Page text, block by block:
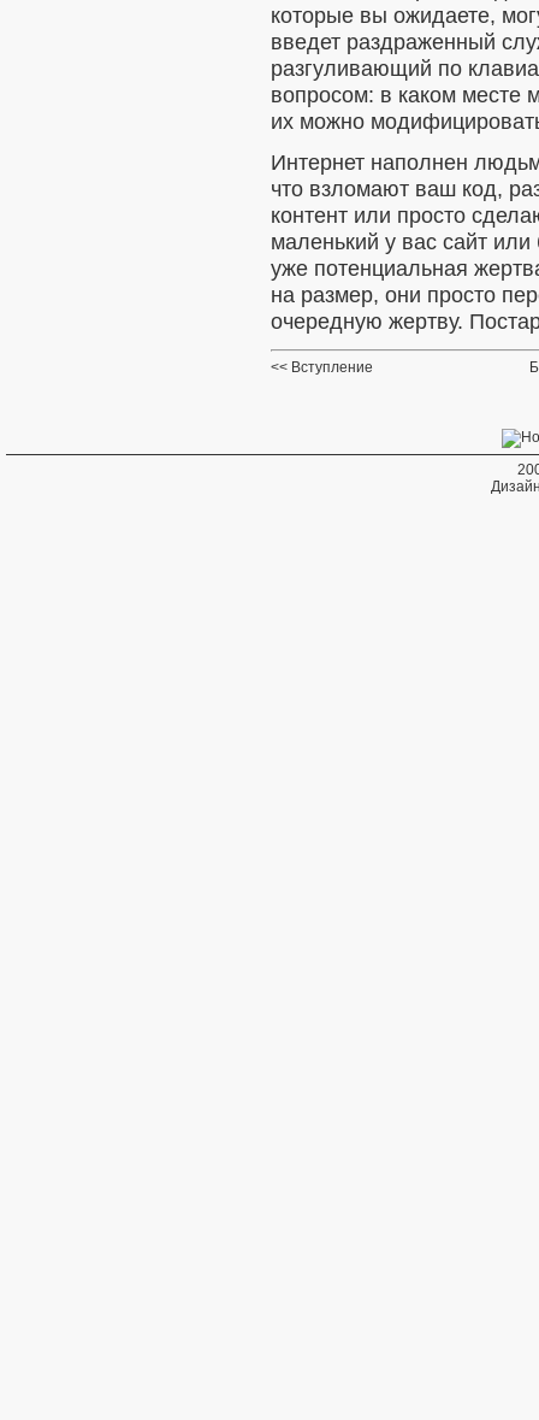
которые вы ожидаете,
введет раздраженный
разгуливающий по
вопросом: в каком месте
их можно
Интернет наполнен
что взломают ваш код,
контент или просто
маленький у вас сайт
уже потенциальная
на размер, они просто
очередную жертву.
Вступление